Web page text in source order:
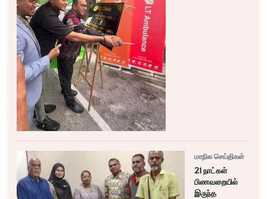
மாநில செய்திகள்
21 நாட்கள்
பிணவறையில்
இருந்த